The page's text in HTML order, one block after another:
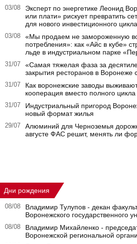
03/08
Эксперт по энергетике Леонид
или плати» рискует превратить
для нового инвестиционного
03/08
«Мы продаем не замороженную
потребления»: как «Айс в кубе»
льде в индустриальном парке
31/07
«Самая тяжелая фаза за
закрытия ресторанов в Воронеже
31/07
Как воронежские заводы
кооперация вместо полного цикла
31/07
Индустриальный пригород
новый формат жилья
29/07
Алюминий для Черноземья
августе ФАС решит, менять ли
Дни рождения
08/08
Владимир Тулупов - декан
Воронежского государственного
08/08
Владимир Михайленко -
Воронежской региональной